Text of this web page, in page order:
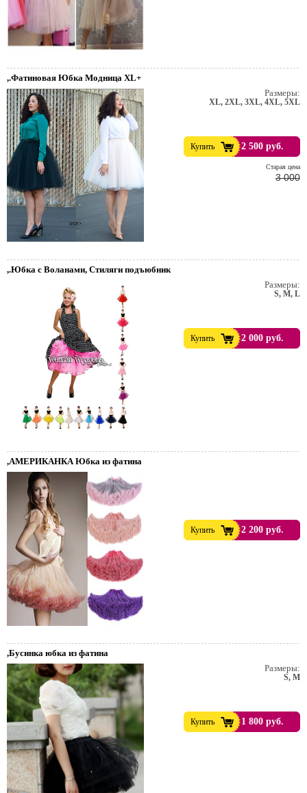
Пивной праздник.
,.Фатиновая Юбка Модница XL+
Размеры:
XL, 2XL, 3XL, 4XL, 5XL
Купить 2 500 руб.
Cтарая цена
3 000
,.Юбка с Воланами, Стиляги подъюбник
Размеры:
S, M, L
Купить 2 000 руб.
,АМЕРИКАНКА Юбка из фатина
Купить 2 200 руб.
,Бусинка юбка из фатина
Размеры:
S, M
Купить 1 800 руб.